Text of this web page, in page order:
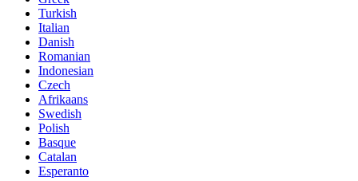
Turkish
Italian
Danish
Romanian
Indonesian
Czech
Afrikaans
Swedish
Polish
Basque
Catalan
Esperanto